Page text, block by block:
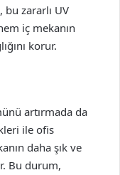
zararlı UV
iç mekanın
korur.
artırmada da
ile ofis
daha şık ve
Bu durum,